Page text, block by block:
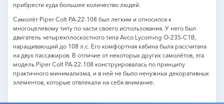
прибрести куда большее количество людей.
Самолёт Piper Colt PA-22-108 был легким и относился к
многоцелевому типу по части своего использования. У него был
двигатель четырехплоскостного типа Avco Lycoming O-235-C1B,
наращивающий до 108 л.с. Его комфортная кабина была рассчитана
на двух пассажиров. В отличие от некоторых других самолётов, эта
модель Piper Colt PA-22-108 конструировалась по принципу
практичного минимализма, и в ней не было ненужных декоративных
элементов, которые отвлекали на себя внимание.